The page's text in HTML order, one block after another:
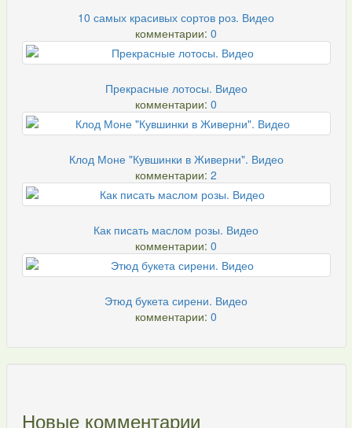
10 самых красивых сортов роз. Видео
комментарии: 0
Прекрасные лотосы. Видео
комментарии: 0
Клод Моне "Кувшинки в Живерни". Видео
комментарии: 2
Как писать маслом розы. Видео
комментарии: 0
Этюд букета сирени. Видео
комментарии: 0
Новые комментарии